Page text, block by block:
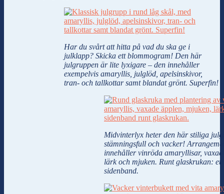
Har du svårt att hitta på vad du ska ge i
julklapp? Skicka ett blommogram! Den här
julgruppen är lite lyxigare – den innehåller
exempelvis amaryllis, julglöd, apelsinskivor,
tran- och tallkottar samt blandat grönt. Superfin!
Midvinterlyx heter den här stiliga
stämningsfull och vacker!
innehåller vinröda amaryllisar,
lärk och mjuken. Runt glaskrukan:
sidenband.